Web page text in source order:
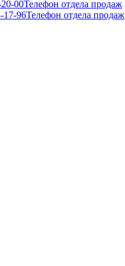
00Телефон отдела продаж
17-96Телефон отдела продаж